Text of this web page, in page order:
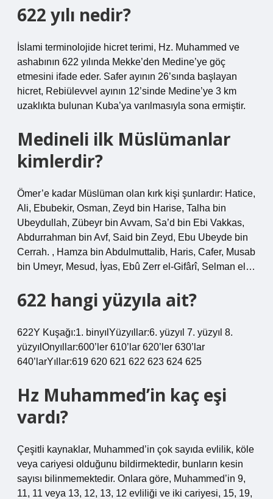
622 yılı nedir?
İslami terminolojide hicret terimi, Hz. Muhammed ve
ashabının 622 yılında Mekke’den Medine’ye göç
etmesini ifade eder. Safer ayının 26’sında başlayan
hicret, Rebiülevvel ayının 12’sinde Medine’ye 3 km
uzaklıkta bulunan Kuba’ya varılmasıyla sona ermiştir.
Medineli ilk Müslümanlar
kimlerdir?
Ömer’e kadar Müslüman olan kırk kişi şunlardır: Hatice,
Ali, Ebubekir, Osman, Zeyd bin Harise, Talha bin
Ubeydullah, Zübeyr bin Avvam, Sa’d bin Ebi Vakkas,
Abdurrahman bin Avf, Said bin Zeyd, Ebu Ubeyde bin
Cerrah. , Hamza bin Abdulmuttalib, Haris, Cafer, Musab
bin Umeyr, Mesud, İyas, Ebû Zerr el-Gifârî, Selman el…
622 hangi yüzyıla ait?
622Y Kuşağı:1. binyılYüzyıllar:6. yüzyıl 7. yüzyıl 8.
yüzyılOnyıllar:600’ler 610’lar 620’ler 630’lar
640’larYıllar:619 620 621 622 623 624 625
Hz Muhammed’in kaç eşi
vardı?
Çeşitli kaynaklar, Muhammed’in çok sayıda evlilik, köle
veya cariyesi olduğunu bildirmektedir, bunların kesin
sayısı bilinmemektedir. Onlara göre, Muhammed’in 9,
11, 11 veya 13, 12, 13, 12 evliliği ve iki cariyesi, 15, 19,